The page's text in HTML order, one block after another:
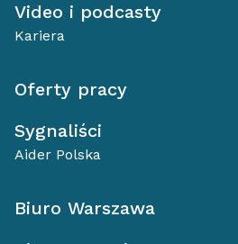
Video i podcasty
Kariera
Oferty pracy
Sygnaliści
Aider Polska
Biuro Warszawa